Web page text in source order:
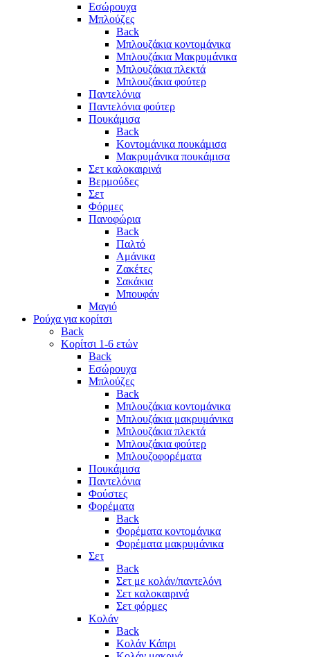
Eσώρουχα
Μπλούζες
Back
Μπλουζάκια κοντομάνικα
Μπλουζάκια Μακρυμάνικα
Μπλουζάκια πλεκτά
Μπλουζάκια φούτερ
Παντελόνια
Παντελόνια φούτερ
Πουκάμισα
Back
Κοντομάνικα πουκάμισα
Μακρυμάνικα πουκάμισα
Σετ καλοκαιρινά
Βερμούδες
Σετ
Φόρμες
Πανοφώρια
Back
Παλτό
Αμάνικα
Ζακέτες
Σακάκια
Μπουφάν
Μαγιό
Ρούχα για κορίτσι
Back
Κορίτσι 1-6 ετών
Back
Εσώρουχα
Μπλούζες
Back
Μπλουζάκια κοντομάνικα
Μπλουζάκια μακρυμάνικα
Μπλουζάκια πλεκτά
Μπλουζάκια φούτερ
Μπλουζοφορέματα
Πουκάμισα
Παντελόνια
Φούστες
Φορέματα
Back
Φορέματα κοντομάνικα
Φορέματα μακρυμάνικα
Σετ
Back
Σετ με κολάν/παντελόνι
Σετ καλοκαιρινά
Σετ φόρμες
Κολάν
Back
Κολάν Κάπρι